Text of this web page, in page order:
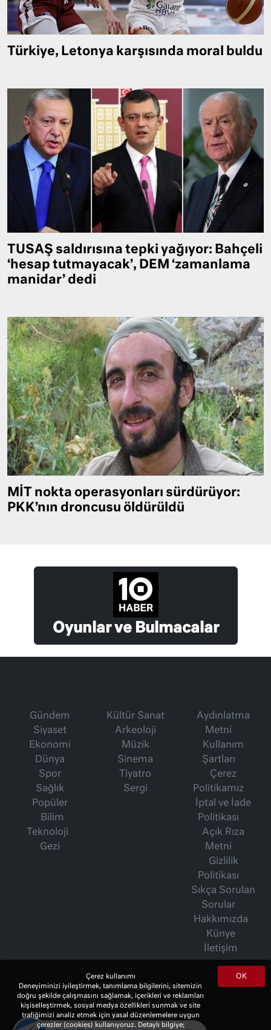
Türkiye, Letonya karşısında moral buldu
TUSAŞ saldırısına tepki yağıyor: Bahçeli
‘hesap tutmayacak’, DEM ‘zamanlama
manidar’ dedi
MİT nokta operasyonları sürdürüyor:
PKK’nın droncusu öldürüldü
Oyunlar ve Bulmacalar
Gündem
Siyaset
Ekonomi
Dünya
Spor
Sağlık
Popüler
Bilim
Teknoloji
Gezi
Kültür Sanat
Arkeoloji
Müzik
Sinema
Tiyatro
Sergi
Aydınlatma
Metni
Kullanım
Şartları
Çerez
Politikamız
İptal ve İade
Politikası
Açık Rıza
Metni
Gizlilik
Politikası
Sıkça Sorulan
Sorular
Hakkımızda
Künye
İletişim
İsmet Berkan Yazıları
Ertuğrul Özkök Yazıları
Haftalık Gazete
OK
Çerez kullanımı
Deneyiminizi iyileştirmek, tanımlama bilgilerini, sitemizin
doğru şekilde çalışmasını sağlamak, içerikleri ve reklamları
kişiselleştirmek, sosyal medya özellikleri sunmak ve site
trafiğimizi analiz etmek için yasal düzenlemelere uygun
çerezler (cookies) kullanıyoruz. Detaylı bilgiye;